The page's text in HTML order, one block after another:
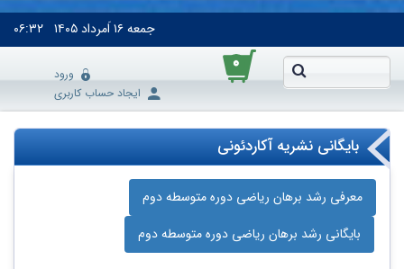
جمعه۱۶ اَمرداد ۱۴۰۵ ۰۶:۳۲
۰
ورود
ایجاد حساب کاربری
بایگانی نشریه آکاردئونی
معرفی رشد برهان ریاضی دوره‌ متوسطه دوم
بایگانی رشد برهان ریاضی دوره‌ متوسطه دوم